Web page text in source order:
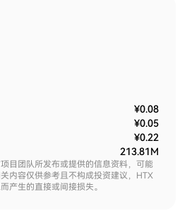
¥0.08
¥0.05
¥0.22
213.81M
目团队所发布或提供的信息资料，可能
内容仅供参考且不构成投资建议，HTX
产生的直接或间接损失。